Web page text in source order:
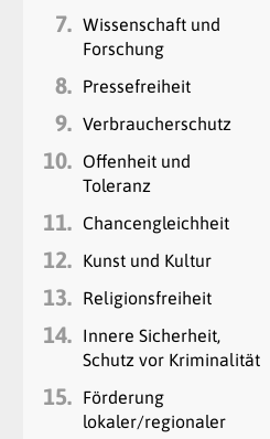
7. Wissenschaft und
Forschung
8. Pressefreiheit
9. Verbraucherschutz
10.
Offenheit und
Toleranz
11. Chancengleichheit
12. Kunst und Kultur
13. Religionsfreiheit
14.
Innere Sicherheit,
Schutz vor Kriminalität
15.
Förderung
lokaler/regionaler